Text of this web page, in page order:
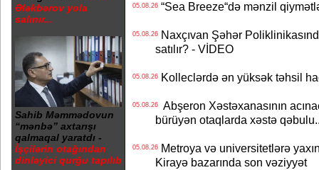
Ələkbərov yola
salınır...
Sahib Məmmədovun
“mənbə” axtarışı
qalmaqal yaratdı -
İşçilərin otağından
dinləyici qurğu tapılıb
05.08.26“Sea Breeze“də mənzil
05.08.26Naxçıvan Şəhər
satılır? - VİDEO
05.08.26Kolleclərdə ən yüksək təhsil
05.08.26Abşeron Xəstəxanasının
bürüyən otaqlarda xəstə
05.08.26Metroya və universitetlərə
Kirayə bazarında son vəziyyət